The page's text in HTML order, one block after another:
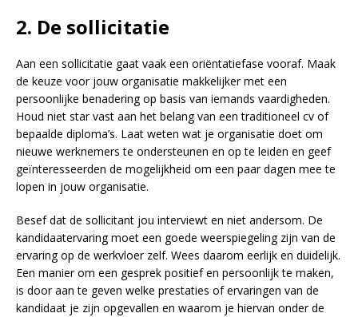
2. De sollicitatie
Aan een sollicitatie gaat vaak een oriëntatiefase vooraf. Maak
de keuze voor jouw organisatie makkelijker met een
persoonlijke benadering op basis van iemands vaardigheden.
Houd niet star vast aan het belang van een traditioneel cv of
bepaalde diploma’s. Laat weten wat je organisatie doet om
nieuwe werknemers te ondersteunen en op te leiden en geef
geïnteresseerden de mogelijkheid om een paar dagen mee te
lopen in jouw organisatie.
Besef dat de sollicitant jou interviewt en niet andersom. De
kandidaatervaring moet een goede weerspiegeling zijn van de
ervaring op de werkvloer zelf. Wees daarom eerlijk en duidelijk.
Een manier om een gesprek positief en persoonlijk te maken,
is door aan te geven welke prestaties of ervaringen van de
kandidaat je zijn opgevallen en waarom je hiervan onder de